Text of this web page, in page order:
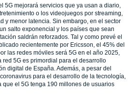
5G mejorará servicios que ya usan a diario,
o los videojuegos por streaming,
y menor latencia. Sin embargo, en el sector
salto exponencial y los países que sean
saldrán reforzados. Tal y como prevé el
recientemente por Ericsson, el 45% del
las redes móviles será 5G en el año 2025,
red 5G es primordial para el desarrollo
digital de España. Además, a pesar del
para el desarrollo de la tecnología,
que el 5G tenga 190 millones de usuarios